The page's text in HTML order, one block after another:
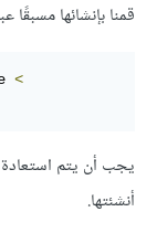
قمنا بإنشائها مسبقًا
<
يجب أن يتم استعادة
أنشئتها.